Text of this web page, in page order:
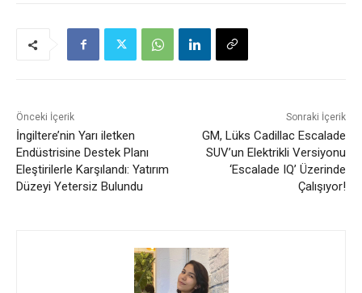
Önceki İçerik
İngiltere’nin Yarı iletken
Endüstrisine Destek Planı
Eleştirilerle Karşılandı: Yatırım
Düzeyi Yetersiz Bulundu
Sonraki İçerik
GM, Lüks Cadillac Escalade
SUV’un Elektrikli Versiyonu
‘Escalade IQ’ Üzerinde
Çalışıyor!